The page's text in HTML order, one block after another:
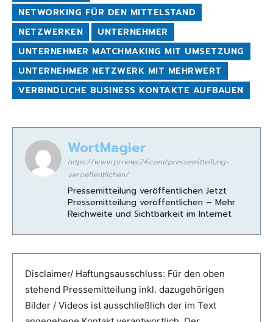
NETWORKING FÜR DEN MITTELSTAND
NETZWERKEN
UNTERNEHMER
UNTERNEHMER MATCHMAKING MIT UMSETZUNG
UNTERNEHMER NETZWERK MIT MEHRWERT
VERBINDLICHE BUSINESS KONTAKTE AUFBAUEN
WortMagier
https://www.prnews24.com/pressemitteilung-
veroeffentlichen/
Pressemitteilung veröffentlichen Jetzt
Pressemitteilung veröffentlichen – Mehr
Reichweite und Sichtbarkeit im Internet
Disclaimer/ Haftungsausschluss: Für den oben
stehend Pressemitteilung inkl. dazugehörigen
Bilder / Videos ist ausschließlich der im Text